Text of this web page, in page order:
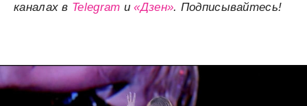
каналах в Telegram и«Дзен». Подписывайтесь!